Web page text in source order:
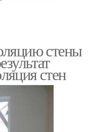
стены
стен